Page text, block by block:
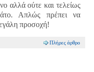
αλλά ούτε και τελείως
Απλώς πρέπει να
προσοχή!
Πλήρες άρθρο